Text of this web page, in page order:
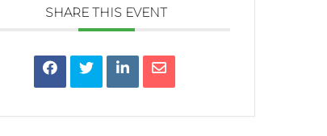
SHARE THIS EVENT